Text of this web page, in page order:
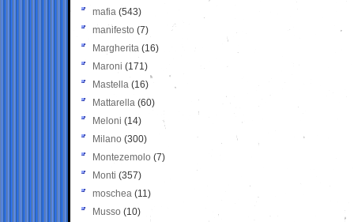
mafia (543)
manifesto (7)
Margherita (16)
Maroni (171)
Mastella (16)
Mattarella (60)
Meloni (14)
Milano (300)
Montezemolo (7)
Monti (357)
moschea (11)
Musso (10)